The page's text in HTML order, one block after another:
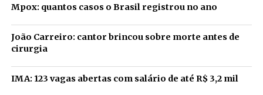
Mpox: quantos casos o Brasil registrou no ano
João Carreiro: cantor brincou sobre morte antes de
cirurgia
IMA: 123 vagas abertas com salário de até R$ 3,2 mil